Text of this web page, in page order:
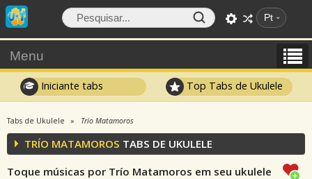
Pt
Menu
Iniciante tabs Top Tabs de Ukulele
Tabs de Ukulele Trío Matamoros
TRÍO MATAMOROS TABS DE UKULELE
Toque músicas por Trío Matamoros em seu ukulele